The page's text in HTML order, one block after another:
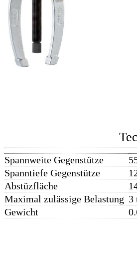
Spannweite Gegenstütze
Spanntiefe Gegenstütze
Abstüzfläche
Maximal zulässige Belastung 3
Gewicht